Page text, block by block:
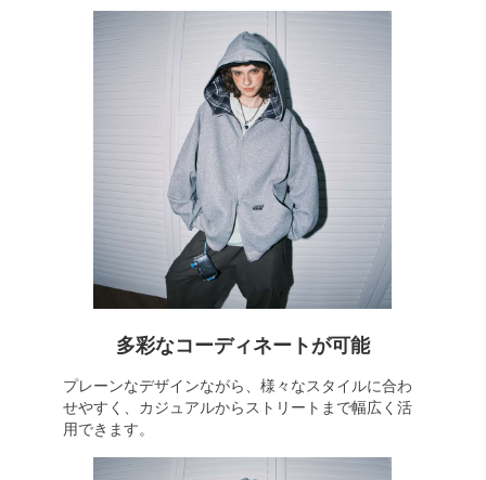
多彩なコーディネートが可能
プレーンなデザインながら、様々なスタイルに合わ
せやすく、カジュアルからストリートまで幅広く活
用できます。